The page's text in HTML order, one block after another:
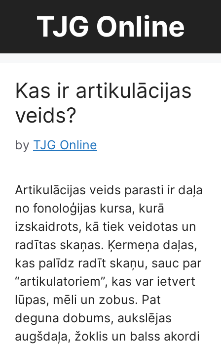
TJG Online
Kas ir artikulācijas
veids?
by TJG Online
Artikulācijas veids parasti ir daļa
no fonoloģijas kursa, kurā
izskaidrots, kā tiek veidotas un
radītas skaņas. Ķermeņa daļas,
kas palīdz radīt skaņu, sauc par
“artikulatoriem”, kas var ietvert
lūpas, mēli un zobus. Pat
deguna dobums, aukslējas
augšdaļa, žoklis un balss akordi